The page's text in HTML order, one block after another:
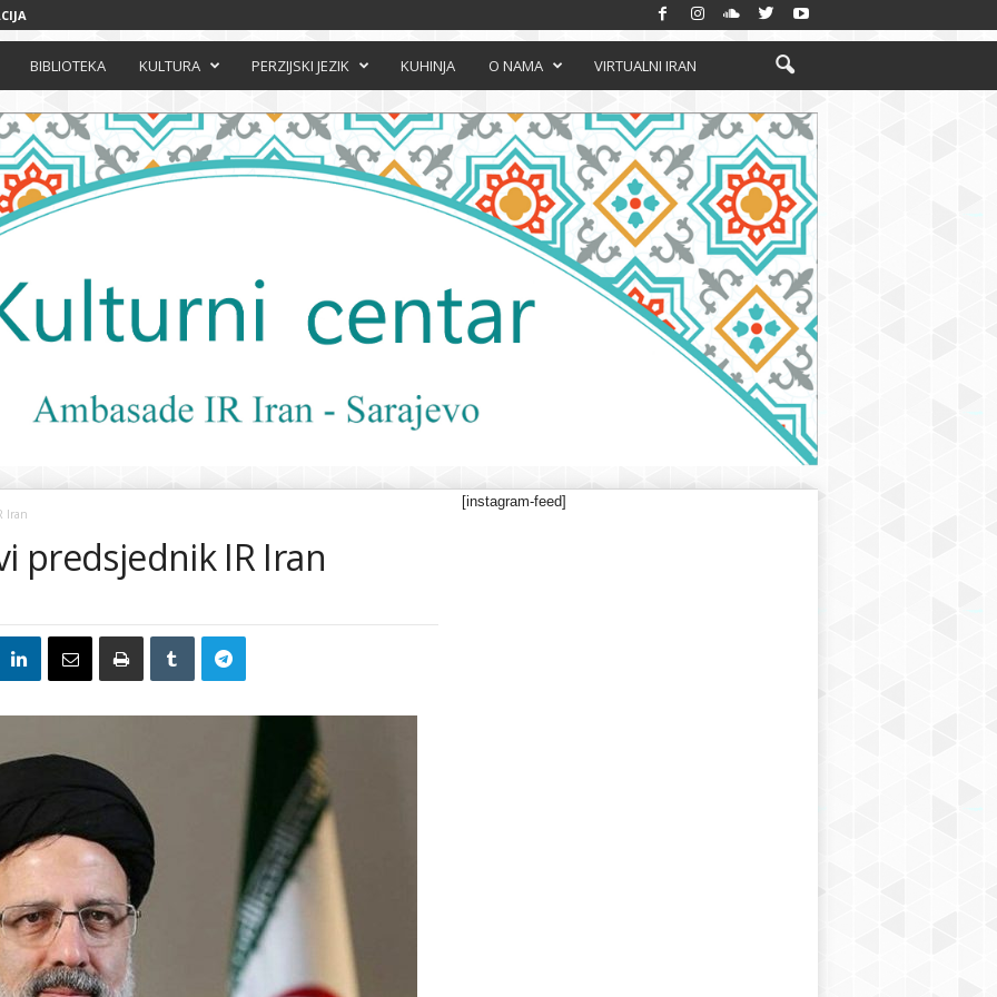
BIBLIOTEKA KULTURA PERZIJSKI JEZIK KUHINJA O NAMA VIRTUALNI IRAN
Iran
predsjednik IR Iran
[instagram-feed]